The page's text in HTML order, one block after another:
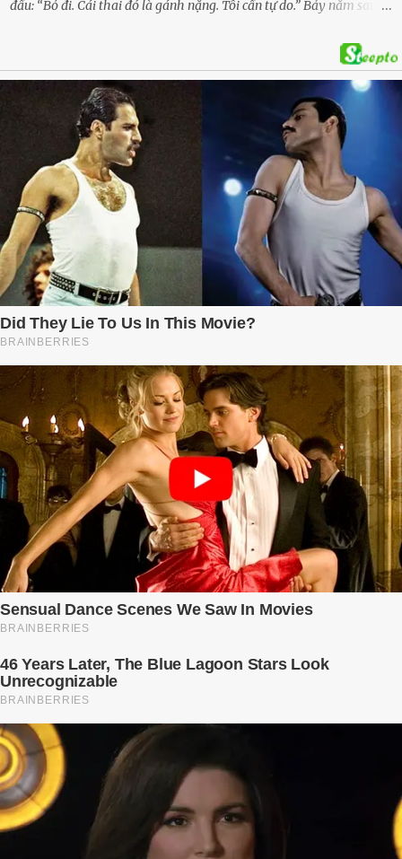
đầu: “Bỏ đi. Cái thai đó là gánh nặng. Tôi cần tự do.” Bảy năm sau,
kế hoạch được chuẩn bị kỹ lưỡng để người đàn ông phản bội ấy
phải trả giá … Hà Nội, mùa thu năm 2018, cái lạnh len lỏi qua từng
khe cửa gỗ cũ kỹ. Trong một căn biệt thự sang trọng ở phố Tây Hồ,
Ngọc Anh ngồi lặng lẽ trên ghế sofa, tay đặt lên bụng – nơi hai sinh
linh bé bỏng đang lớn dần từng ngày. Cô chưa bao giờ nghĩ mình sẽ
phải sống trong sợ hãi khi mang thai, đặc biệt là sợ… chính chồng
mình. Trí – người chồng mà cô từng yêu đến mù quáng, đã không
còn là người đàn ông của ngày đầu. Thành đạt, quyền lực, nhưng
cũng dối trá và lạnh lùng. Gần đây, anh hay về muộn, thậm chí có
đêm không về. Và rồi, trong một bữa cơm tối vắng lặng, Trí ném
xuống bàn ly n...